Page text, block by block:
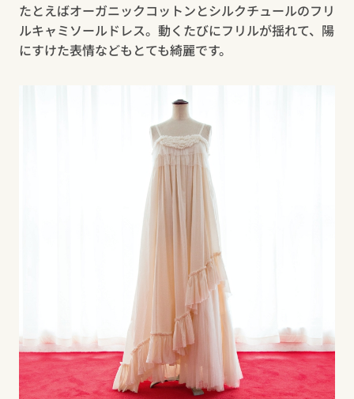
たとえばオーガニックコットンとシルクチュールのフリ
ルキャミソールドレス。動くたびにフリルが揺れて、陽
にすけた表情などもとても綺麗です。